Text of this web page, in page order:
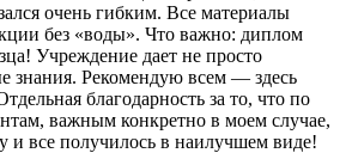
очень гибким. Все материалы
без «воды». Что важно: диплом
Учреждение дает не просто
знания. Рекомендую всем — здесь
благодарность за то, что по
важным конкретно в моем случае,
и все получилось в наилучшем виде!